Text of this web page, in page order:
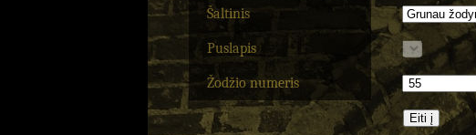
Šaltinis
Puslapis
Žodžio numeris